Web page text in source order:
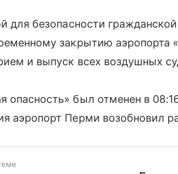
для безопасности
закрытию аэропорта
и выпуск всех воздушных
опасность» был отменен в
аэропорт Перми возобновил